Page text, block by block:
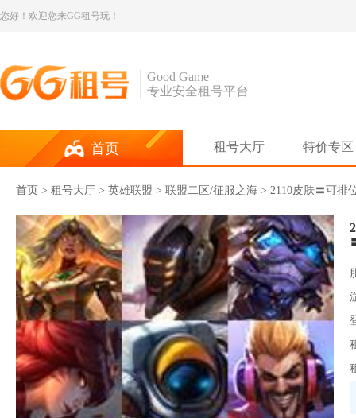
您好！欢迎您来GG租号玩！
Good Game
专业安全租号平台
首页 租号大厅 特价专区
首页 > 租号大厅 > 英雄联盟 > 联盟二区/征服之海 > 2110皮肤〓可